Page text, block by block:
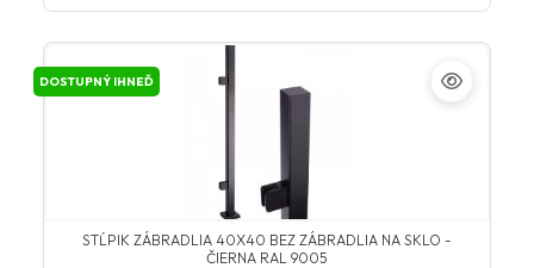
DOSTUPNÝ IHNEĎ
STĹPIK ZÁBRADLIA 40X40 BEZ ZÁBRADLIA NA SKLO -
ČIERNA RAL 9005